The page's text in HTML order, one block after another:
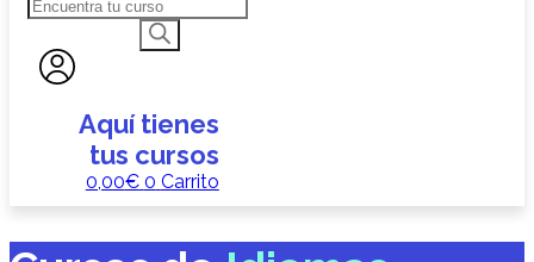
0,00€ 0 Carrito